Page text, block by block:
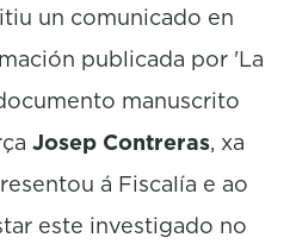
un comunicado en
publicada por 'La
manuscrito
Josep Contreras, xa
á Fiscalía e ao
este investigado no